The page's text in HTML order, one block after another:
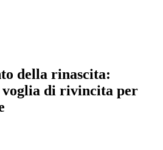
della rinascita:
voglia di rivincita per